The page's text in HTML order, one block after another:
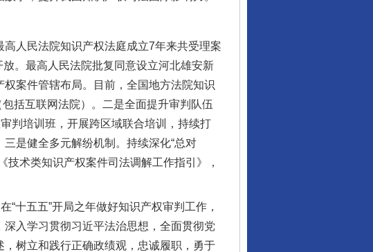
人民法院知识产权法庭成立7年来共受理案
。最高人民法院批复同意设立河北雄安新
案件管辖布局。目前，全国地方法院知识
括互联网法院）。二是全面提升审判队伍
判培训班，开展跨区域联合培训，持续打
是健全多元解纷机制。持续深化“总对
术类知识产权案件司法调解工作指引》，
十五五”开局之年做好知识产权审判工作，
入学习贯彻习近平法治思想，全面贯彻党
树立和践行正确政绩观，忠诚履职，勇于
行业协会接连发公告